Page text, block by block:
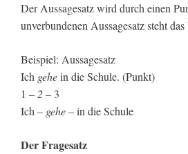
Der Aussagesatz wird durch einen
unverbundenen Aussagesatz steht
Beispiel: Aussagesatz
Ich gehein die Schule. (Punkt)
1 – 2– 3
Ich – gehe– in die Schule
Der Fragesatz